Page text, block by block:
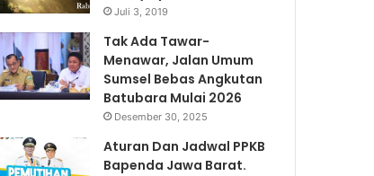
Juli 3, 2019
Tak Ada Tawar-
Menawar, Jalan Umum
Sumsel Bebas Angkutan
Batubara Mulai 2026
Desember 30, 2025
Aturan Dan Jadwal PPKB
Bapenda Jawa Barat.